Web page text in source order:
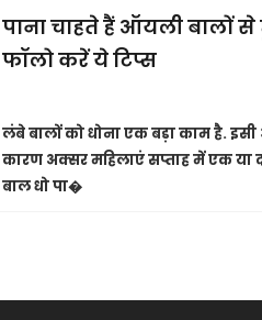
पाना चाहते हैं ऑयली बालों से
फॉलो करें ये टिप्स
लंबे बालों को धोना एक बड़ा काम है.
कारण अक्सर महिलाएं सप्ताह में एक या
बाल धो पा�